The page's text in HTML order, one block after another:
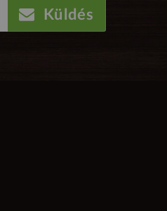
Küldés